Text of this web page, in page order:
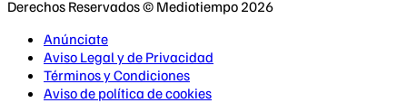
Derechos Reservados © Mediotiempo 2026
Anúnciate
Aviso Legal y de Privacidad
Términos y Condiciones
Aviso de política de cookies